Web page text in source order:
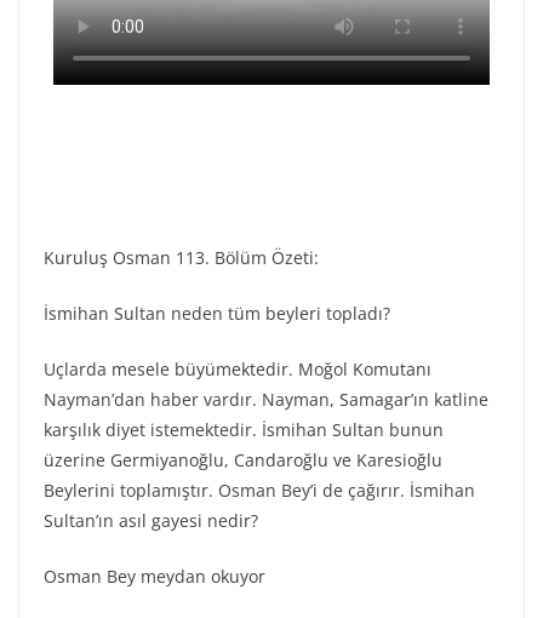
Kuruluş Osman 113. Bölüm Özeti:
İsmihan Sultan neden tüm beyleri topladı?
Uçlarda mesele büyümektedir. Moğol Komutanı
Nayman’dan haber vardır. Nayman, Samagar’ın katline
karşılık diyet istemektedir. İsmihan Sultan bunun
üzerine Germiyanoğlu, Candaroğlu ve Karesioğlu
Beylerini toplamıştır. Osman Bey’i de çağırır. İsmihan
Sultan’ın asıl gayesi nedir?
Osman Bey meydan okuyor